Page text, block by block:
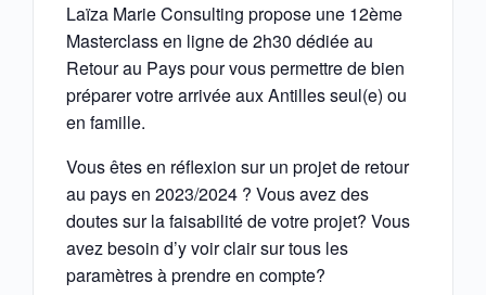
Laïza Marie Consulting propose une 12ème
Masterclass en ligne de 2h30 dédiée au
Retour au Pays pour vous permettre de bien
préparer votre arrivée aux Antilles seul(e) ou
en famille.
Vous êtes en réflexion sur un projet de retour
au pays en 2023/2024 ? Vous avez des
doutes sur la faisabilité de votre projet? Vous
avez besoin d’y voir clair sur tous les
paramètres à prendre en compte?